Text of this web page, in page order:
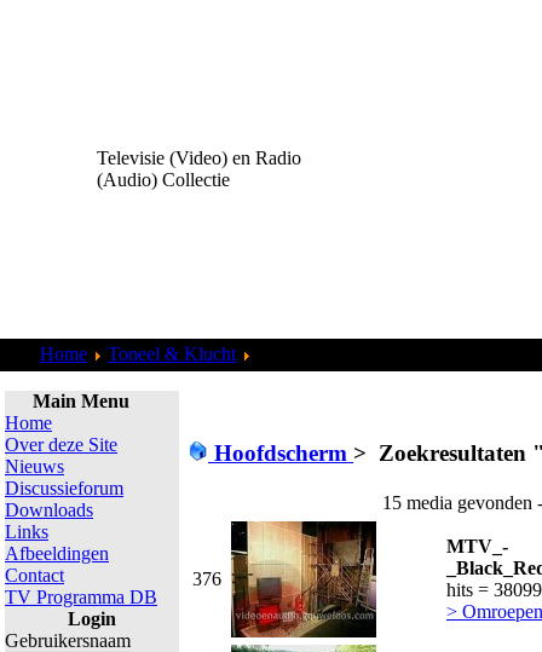
Televisie (Video) en Radio
(Audio) Collectie
Home Toneel & Klucht
Main Menu
Home
Over deze Site
Nieuws
Discussieforum
Downloads
Links
Afbeeldingen
Contact
TV Programma DB
Login
Gebruikersnaam
Hoofdscherm > Zoekresultaten
15 media gevonden
376
MTV_-
hits = 38099
>